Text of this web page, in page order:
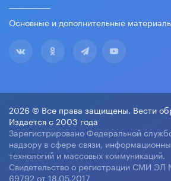
Основные и дополнительные
2026 © Все права защищены. Вести
Издается с 2003 года
Зарегистрировано Федеральной
надзору в сфере связи,
технологий и массовых коммуникаций.
Свидетельство о регистрации СМИ
69792 от 18.05.2017